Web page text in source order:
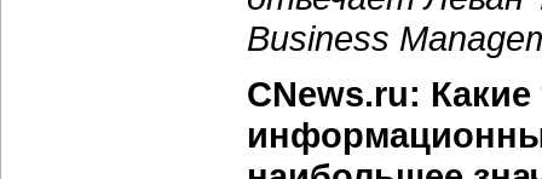
Business
CNews.ru: